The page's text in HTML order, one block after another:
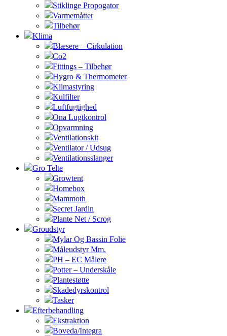
Stiklinge Propogator
Varmemåtter
Tilbehør
Klima
Blæsere – Cirkulation
Co2
Fittings – Tilbehør
Hygro & Thermometer
Klimastyring
Kulfilter
Luftfugtighed
Ona Lugtkontrol
Opvarmning
Ventilationskit
Ventilator / Udsug
Ventilationsslanger
Gro Telte
Growtent
Homebox
Mammoth
Secret Jardin
Plante Net / Scrog
Groudstyr
Mylar Og Bassin Folie
Måleudstyr Mm.
PH – EC Målere
Potter – Underskåle
Plantestøtte
Skadedyrskontrol
Tasker
Efterbehandling
Ekstraktion
Boveda/Integra